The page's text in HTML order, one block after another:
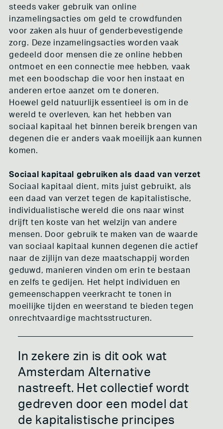
steeds vaker gebruik van online
inzamelingsacties om geld te crowdfunden
voor zaken als huur of genderbevestigende
zorg. Deze inzamelingsacties worden vaak
gedeeld door mensen die ze online hebben
ontmoet en een connectie mee hebben, vaak
met een boodschap die voor hen instaat en
anderen ertoe aanzet om te doneren.
Hoewel geld natuurlijk essentieel is om in de
wereld te overleven, kan het hebben van
sociaal kapitaal het binnen bereik brengen van
degenen die er anders vaak moeilijk aan kunnen
komen.
Sociaal kapitaal gebruiken als daad van verzet
Sociaal kapitaal dient, mits juist gebruikt, als
een daad van verzet tegen de kapitalistische,
individualistische wereld die ons naar winst
drijft ten koste van het welzijn van andere
mensen. Door gebruik te maken van de waarde
van sociaal kapitaal kunnen degenen die actief
naar de zijlijn van deze maatschappij worden
geduwd, manieren vinden om erin te bestaan
en zelfs te gedijen. Het helpt individuen en
gemeenschappen veerkracht te tonen in
moeilijke tijden en weerstand te bieden tegen
onrechtvaardige machtsstructuren.
In zekere zin is dit ook wat
Amsterdam Alternative
nastreeft. Het collectief wordt
gedreven door een model dat
de kapitalistische principes